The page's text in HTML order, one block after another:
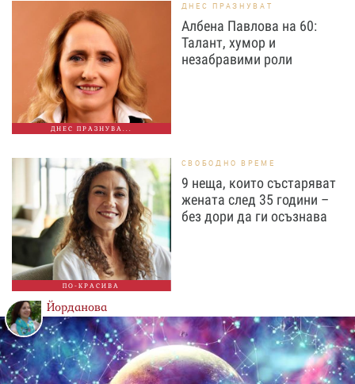
ДНЕС ПРАЗНУВА...
ДНЕС ПРАЗНУВАТ
Албена Павлова на 60:
Талант, хумор и
незабравими роли
ПО-КРАСИВА
СВОБОДНО ВРЕМЕ
9 неща, които състаряват
жената след 35 години –
без дори да ги осъзнава
Йорданова